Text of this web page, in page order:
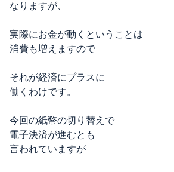
なりますが、
実際にお金が動くということは
消費も増えますので
それが経済にプラスに
働くわけです。
今回の紙幣の切り替えで
電子決済が進むとも
言われていますが